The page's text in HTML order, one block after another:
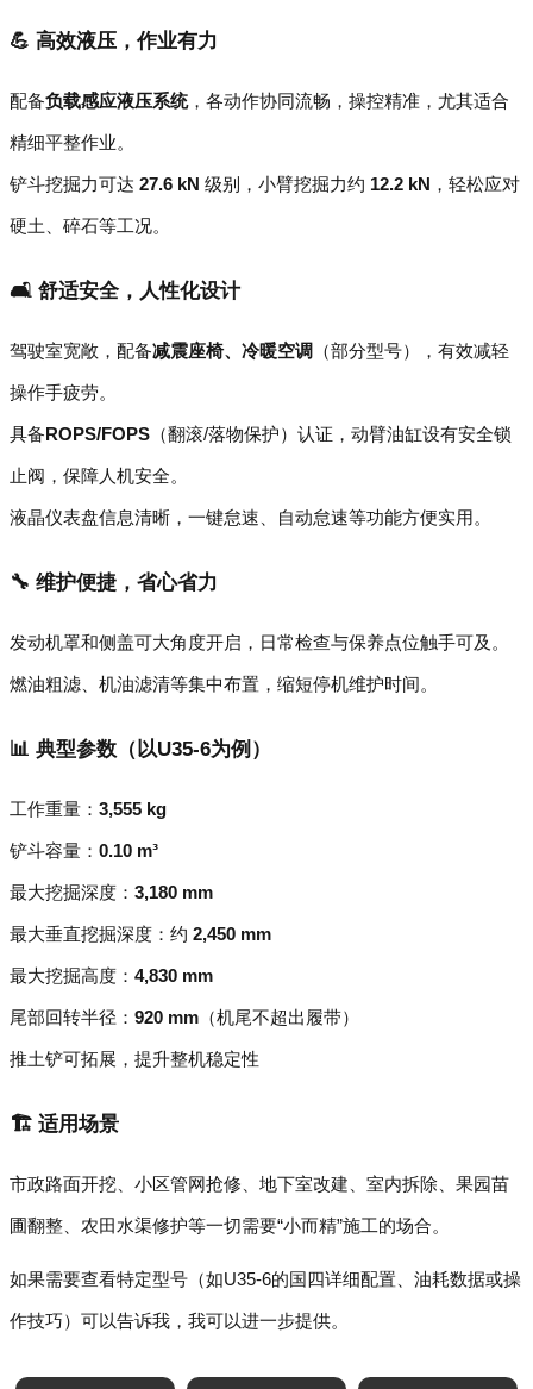
💪 高效液压，作业有力
配备负载感应液压系统，各动作协同流畅，操控精准，尤其适合
精细平整作业。
铲斗挖掘力可达 27.6 kN 级别，小臂挖掘力约 12.2 kN ，轻松应对
硬土、碎石等工况。
🛋️ 舒适安全，人性化设计
驾驶室宽敞，配备减震座椅、冷暖空调 （部分型号），有效减轻
操作手疲劳。
具备ROPS/FOPS （翻滚/落物保护）认证，动臂油缸设有安全锁
止阀，保障人机安全。
液晶仪表盘信息清晰，一键怠速、自动怠速等功能方便实用。
🔧 维护便捷，省心省力
发动机罩和侧盖可大角度开启，日常检查与保养点位触手可及。
燃油粗滤、机油滤清等集中布置，缩短停机维护时间。
📊 典型参数（以U35-6为例）
工作重量： 3,555 kg
铲斗容量： 0.10 m³
最大挖掘深度： 3,180 mm
最大垂直挖掘深度：约 2,450 mm
最大挖掘高度： 4,830 mm
尾部回转半径： 920 mm （机尾不超出履带）
推土铲可拓展，提升整机稳定性
🏗️ 适用场景
市政路面开挖、小区管网抢修、地下室改建、室内拆除、果园苗
圃翻整、农田水渠修护等一切需要“小而精”施工的场合。
如果需要查看特定型号（如U35-6的国四详细配置、油耗数据或操
作技巧）可以告诉我，我可以进一步提供。